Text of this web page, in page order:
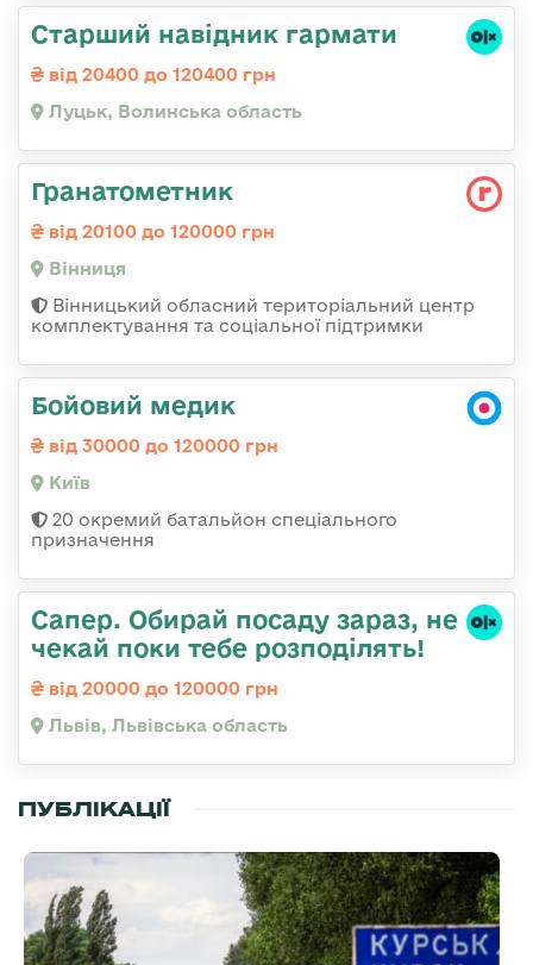
Старший навідник гармати
від 20400 до 120400 грн
Луцьк, Волинська область
Гранатометник
від 20100 до 120000 грн
Вінниця
Вінницький обласний територіальний центр
комплектування та соціальної підтримки
Бойовий медик
від 30000 до 120000 грн
Київ
20 окремий батальйон спеціального
призначення
Сапер. Обирай посаду зараз, не
чекай поки тебе розподілять!
від 20000 до 120000 грн
Львів, Львівська область
ПУБЛІКАЦІЇ